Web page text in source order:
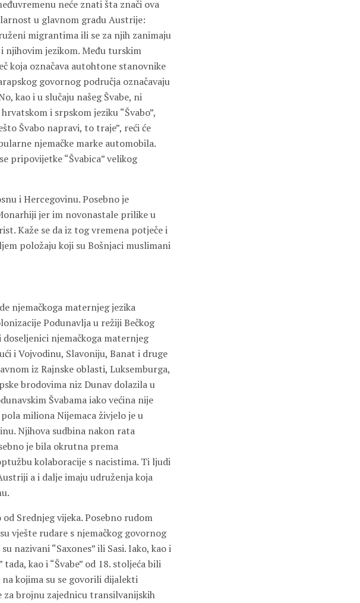
neće znati šta znači ova
u glavnom gradu Austrije:
migrantima ili se za njih zanimaju
njihovim jezikom. Među turskim
koja označava autohtone stanovnike
govornog područja označavaju
kao i u slučaju našeg Švabe, ni
i srpskom jeziku “Švabo”,
Švabo napravi, to traje”, reći će
njemačke marke automobila.
pripovijetke “Švabica” velikog
i Hercegovinu. Posebno je
jer im novonastale prilike u
Kaže se da iz tog vremena potječe i
položaju koji su Bošnjaci muslimani
njemačkoga maternjeg jezika
Podunavlja u režiji Bečkog
njemačkoga maternjeg
i Vojvodinu, Slavoniju, Banat i druge
iz Rajnske oblasti, Luksemburga,
brodovima niz Dunav dolazila u
Švabama iako većina nije
miliona Nijemaca živjelo je u
Njihova sudbina nakon rata
je bila okrutna prema
kolaboracije s nacistima. Ti ljudi
a i dalje imaju udruženja koja
Srednjeg vijeka. Posebno rudom
vješte rudare s njemačkog govornog
nazivani “Saxones” ili Sasi. Iako, kao i
kao i “Švabe” od 18. stoljeća bili
kojima su se govorili dijalekti
za brojnu zajednicu transilvanijskih